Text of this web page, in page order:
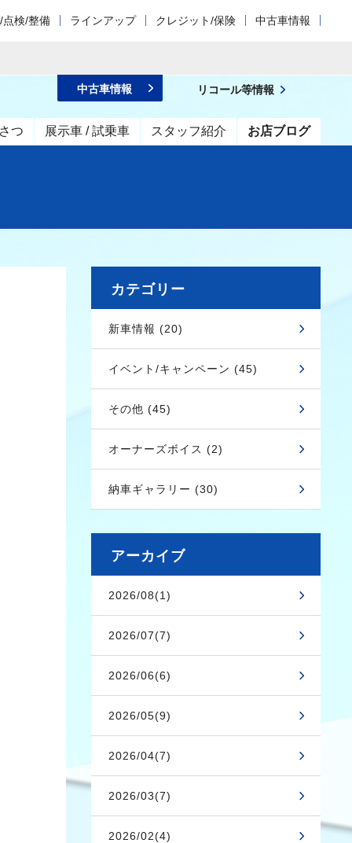
点検/整備 ラインアップ クレジット/保険 中古車情報
つ 展示車 / 試乗車 スタッフ紹介 お店ブログ
中古車情報 リコール等情報
カテゴリー
新車情報 (20)
イベント/キャンペーン (45)
その他 (45)
オーナーズボイス (2)
納車ギャラリー (30)
アーカイブ
2026/08(1)
2026/07(7)
2026/06(6)
2026/05(9)
2026/04(7)
2026/03(7)
2026/02(4)